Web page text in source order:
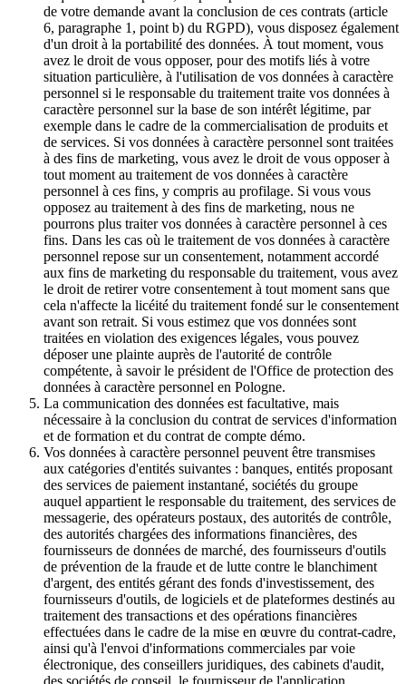
de votre demande avant la conclusion de ces contrats (article
6, paragraphe 1, point b) du RGPD), vous disposez également
d'un droit à la portabilité des données. À tout moment, vous
avez le droit de vous opposer, pour des motifs liés à votre
situation particulière, à l'utilisation de vos données à caractère
personnel si le responsable du traitement traite vos données à
caractère personnel sur la base de son intérêt légitime, par
exemple dans le cadre de la commercialisation de produits et
de services. Si vos données à caractère personnel sont traitées
à des fins de marketing, vous avez le droit de vous opposer à
tout moment au traitement de vos données à caractère
personnel à ces fins, y compris au profilage. Si vous vous
opposez au traitement à des fins de marketing, nous ne
pourrons plus traiter vos données à caractère personnel à ces
fins. Dans les cas où le traitement de vos données à caractère
personnel repose sur un consentement, notamment accordé
aux fins de marketing du responsable du traitement, vous avez
le droit de retirer votre consentement à tout moment sans que
cela n'affecte la licéité du traitement fondé sur le consentement
avant son retrait. Si vous estimez que vos données sont
traitées en violation des exigences légales, vous pouvez
déposer une plainte auprès de l'autorité de contrôle
compétente, à savoir le président de l'Office de protection des
données à caractère personnel en Pologne.
La communication des données est facultative, mais
nécessaire à la conclusion du contrat de services d'information
et de formation et du contrat de compte démo.
Vos données à caractère personnel peuvent être transmises
aux catégories d'entités suivantes : banques, entités proposant
des services de paiement instantané, sociétés du groupe
auquel appartient le responsable du traitement, des services de
messagerie, des opérateurs postaux, des autorités de contrôle,
des autorités chargées des informations financières, des
fournisseurs de données de marché, des fournisseurs d'outils
de prévention de la fraude et de lutte contre le blanchiment
d'argent, des entités gérant des fonds d'investissement, des
fournisseurs d'outils, de logiciels et de plateformes destinés au
traitement des transactions et des opérations financières
effectuées dans le cadre de la mise en œuvre du contrat-cadre,
ainsi qu'à l'envoi d'informations commerciales par voie
électronique, des conseillers juridiques, des cabinets d'audit,
des sociétés de conseil, le fournisseur de l'application